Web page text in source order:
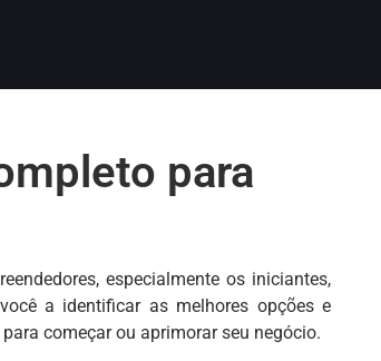
para
especialmente os iniciantes,
a identificar as melhores opções e
começar ou aprimorar seu negócio.